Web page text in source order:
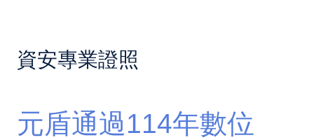
資安專業證照
元盾通過114年數位